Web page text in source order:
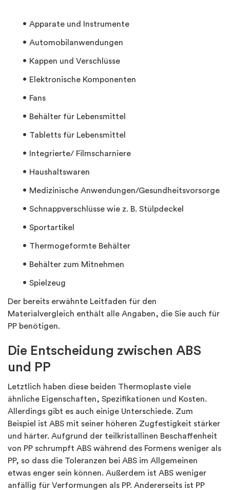
Apparate und Instrumente
Automobilanwendungen
Kappen und Verschlüsse
Elektronische Komponenten
Fans
Behälter für Lebensmittel
Tabletts für Lebensmittel
Integrierte/ Filmscharniere
Haushaltswaren
Medizinische Anwendungen/Gesundheitsvorsorge
Schnappverschlüsse wie z. B. Stülpdeckel
Sportartikel
Thermogeformte Behälter
Behälter zum Mitnehmen
Spielzeug
Der bereits erwähnte Leitfaden für den
Materialvergleich enthält alle Angaben, die Sie auch für
PP benötigen.
Die Entscheidung zwischen ABS
und PP
Letztlich haben diese beiden Thermoplaste viele
ähnliche Eigenschaften, Spezifikationen und Kosten.
Allerdings gibt es auch einige Unterschiede. Zum
Beispiel ist ABS mit seiner höheren Zugfestigkeit stärker
und härter. Aufgrund der teilkristallinen Beschaffenheit
von PP schrumpft ABS während des Formens weniger als
PP, so dass die Toleranzen bei ABS im Allgemeinen
etwas enger sein können. Außerdem ist ABS weniger
anfällig für Verformungen als PP. Andererseits ist PP